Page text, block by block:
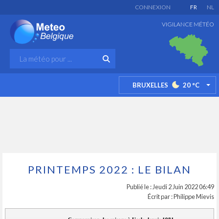
FR NL
CONNEXION
VIGILANCE MÉTÉO
BRUXELLES 20 °C
PRINTEMPS 2022 : LE BILAN
Publié le : Jeudi 2 Juin 2022 06:49
Écrit par : Philippe Mievis